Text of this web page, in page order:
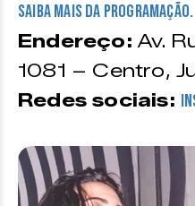
saiba mais da programação.
Endereço: Av.
1081 – Centro,
Redes sociais: